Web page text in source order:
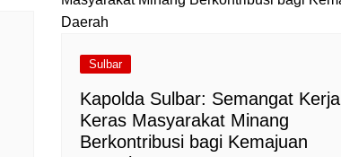
Sulbar
Kapolda Sulbar: Semangat Kerja
Keras Masyarakat Minang
Berkontribusi bagi Kemajuan